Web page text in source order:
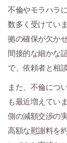
不倫やモラハラ
数多く受けてい
拠の確保が欠か
間接的な細かな
で、依頼者と相
また、不倫につ
も最近増えてい
側の減額交渉の
高額な慰謝料を